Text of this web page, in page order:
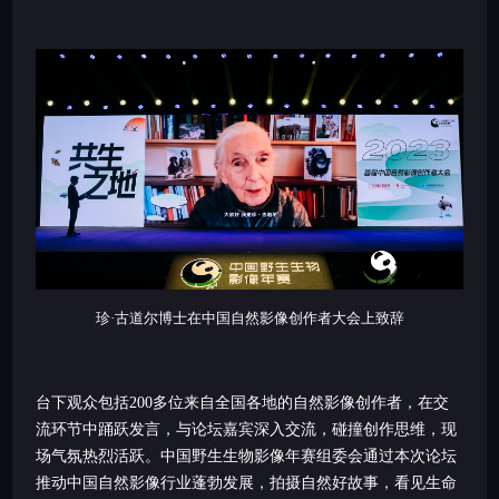
珍·古道尔博士在中国自然影像创作者大会上致辞
台下观众包括200多位来自全国各地的自然影像创作者，在交
流环节中踊跃发言，与论坛嘉宾深入交流，碰撞创作思维，现
场气氛热烈活跃。中国野生生物影像年赛组委会通过本次论坛
推动中国自然影像行业蓬勃发展，拍摄自然好故事，看见生命